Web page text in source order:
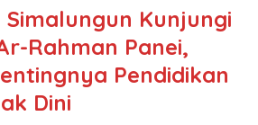
Simalungun Kunjungi
Rahman Panei,
Pendidikan
Dini